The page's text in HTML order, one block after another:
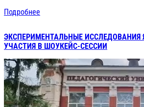
Подробнее
ЭКСПЕРИМЕНТАЛЬНЫЕ ИССЛЕДОВАНИЯ
УЧАСТИЯ В ШОУКЕЙС-СЕССИИ